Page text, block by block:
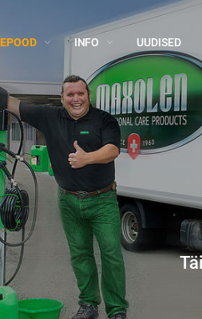
EPOOD INFO UUDISED